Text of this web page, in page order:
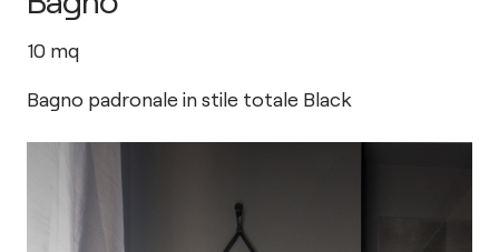
10 mq
Bagno padronale in stile totale Black